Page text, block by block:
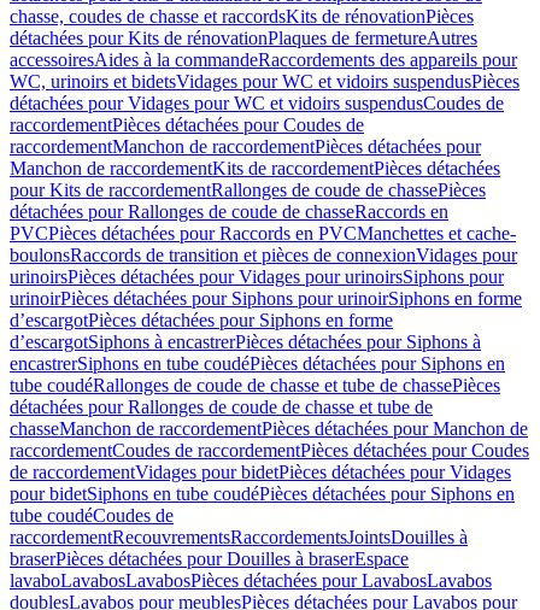
chasse, coudes de chasse et raccordsKits de rénovationPièces
détachées pour Kits de rénovationPlaques de fermetureAutres
accessoiresAides à la commandeRaccordements des appareils pour
WC, urinoirs et bidetsVidages pour WC et vidoirs suspendusPièces
détachées pour Vidages pour WC et vidoirs suspendusCoudes de
raccordementPièces détachées pour Coudes de
raccordementManchon de raccordementPièces détachées pour
Manchon de raccordementKits de raccordementPièces détachées
pour Kits de raccordementRallonges de coude de chassePièces
détachées pour Rallonges de coude de chasseRaccords en
PVCPièces détachées pour Raccords en PVCManchettes et cache-
boulonsRaccords de transition et pièces de connexionVidages pour
urinoirsPièces détachées pour Vidages pour urinoirsSiphons pour
urinoirPièces détachées pour Siphons pour urinoirSiphons en forme
d’escargotPièces détachées pour Siphons en forme
d’escargotSiphons à encastrerPièces détachées pour Siphons à
encastrerSiphons en tube coudéPièces détachées pour Siphons en
tube coudéRallonges de coude de chasse et tube de chassePièces
détachées pour Rallonges de coude de chasse et tube de
chasseManchon de raccordementPièces détachées pour Manchon de
raccordementCoudes de raccordementPièces détachées pour Coudes
de raccordementVidages pour bidetPièces détachées pour Vidages
pour bidetSiphons en tube coudéPièces détachées pour Siphons en
tube coudéCoudes de
raccordementRecouvrementsRaccordementsJointsDouilles à
braserPièces détachées pour Douilles à braserEspace
lavaboLavabosLavabosPièces détachées pour LavabosLavabos
doublesLavabos pour meublesPièces détachées pour Lavabos pour